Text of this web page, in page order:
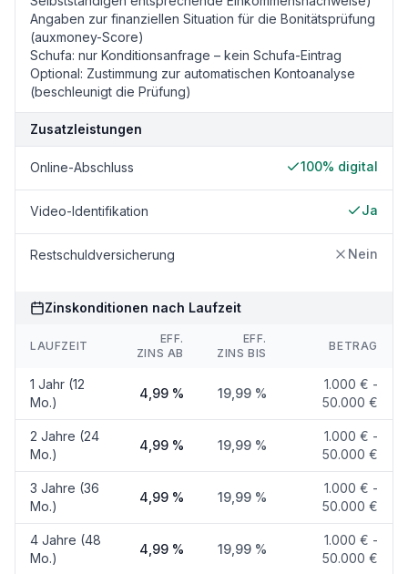
Angaben zur finanziellen Situation für die Bonitätsprüfung
(auxmoney-Score)
Schufa: nur Konditionsanfrage – kein Schufa-Eintrag
Optional: Zustimmung zur automatischen Kontoanalyse
(beschleunigt die Prüfung)
Zusatzleistungen
Online-Abschluss 100% digital
Video-Identifikation Ja
Restschuldversicherung Nein
Zinskonditionen nach Laufzeit
LAUFZEIT
EFF.
ZINS AB
EFF.
ZINS BIS
BETRAG
1 Jahr (12
Mo.)
4,99 % 19,99 %
1.000 € -
50.000 €
2 Jahre (24
Mo.)
4,99 % 19,99 %
1.000 € -
50.000 €
3 Jahre (36
Mo.)
4,99 % 19,99 %
1.000 € -
50.000 €
4 Jahre (48
Mo.)
4,99 % 19,99 %
1.000 € -
50.000 €